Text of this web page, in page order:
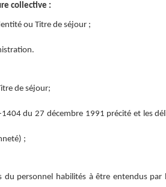
collective :
ou Titre de séjour ;
de séjour;
du 27 décembre 1991 précité et les
;
personnel habilités à être entendus par